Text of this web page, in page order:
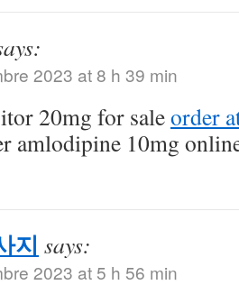
2023 at 8 h 39 min
20mg for saleorder
amlodipine 10mg
지 says:
2023 at 5 h 56 min